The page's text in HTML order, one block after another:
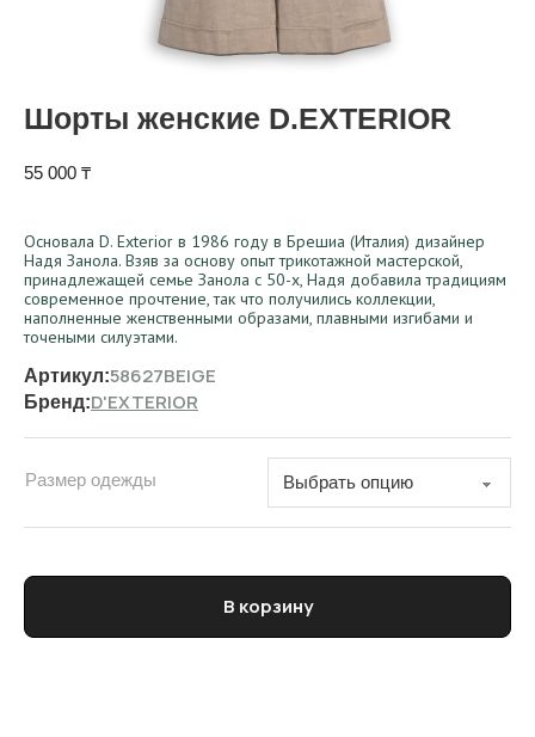
Шорты женские D.EXTERIOR
55 000 ₸
Основала D. Exterior в 1986 году в Брешиа (Италия) дизайнер
Надя Занола. Взяв за основу опыт трикотажной мастерской,
принадлежащей семье Занола с 50-х, Надя добавила традициям
современное прочтение, так что получились коллекции,
наполненные женственными образами, плавными изгибами и
точеными силуэтами.
Артикул:58627BEIGE
Бренд:D'EXTERIOR
Размер одежды
Количество товара Шорты женские D.EXTERIOR
В корзину